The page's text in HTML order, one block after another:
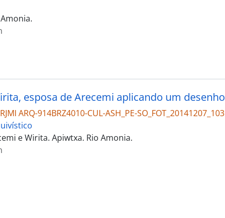
ARQ-914BRZ4010-CUL-ASH_PE-SO_FOT_20141207_103
e Wirita. Apiwtxa. Rio Amonia.